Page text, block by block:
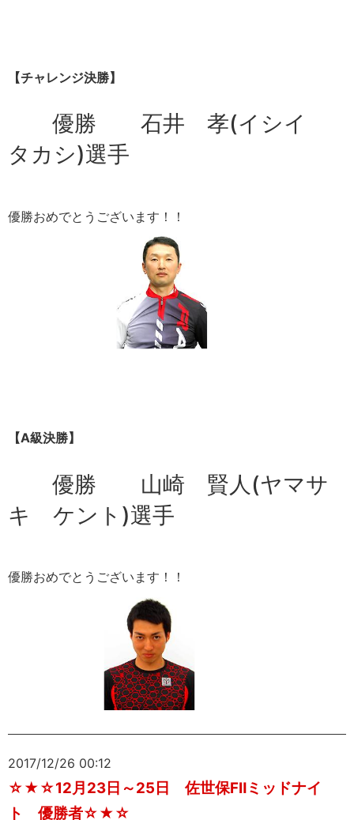
【チャレンジ決勝】
優勝 石井 孝(イシイ
タカシ)選手
優勝おめでとうございます！！
【A級決勝】
優勝 山崎 賢人(ヤマサ
キ ケント)選手
優勝おめでとうございます！！
2017/12/26 00:12
☆★☆12月23日～25日 佐世保FⅡミッドナイ
ト 優勝者☆★☆